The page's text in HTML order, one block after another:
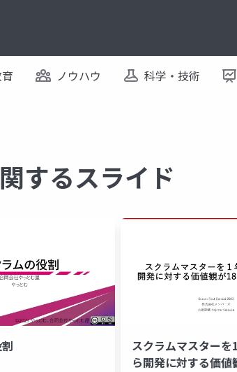
ノウハウ 科学・技術
するスライド
スクラムマスターを
ら開発に対する価値